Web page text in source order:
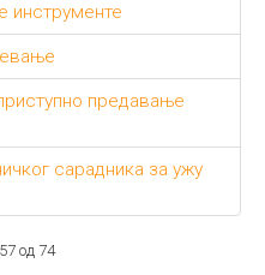
инструменте
предавање
сарадника за ужу
од 74